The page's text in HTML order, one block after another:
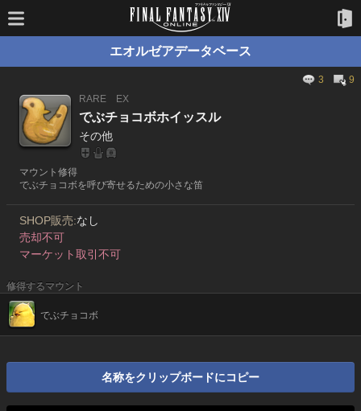
エオルゼアデータベース
3
9
RARE
EX
でぶチョコボホイッスル
その他
マウント修得
でぶチョコボを呼び寄せるための小さな笛
SHOP販売:なし
売却不可
マーケット取引不可
修得するマウント
でぶチョコボ
名称をクリップボードにコピー